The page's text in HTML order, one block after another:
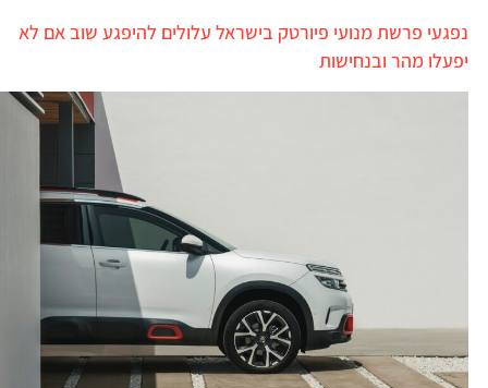
נפגעי פרשת מנועי פיורטק בישראל עלולים להיפגע שוב אם לא
יפעלו מהר ובנחישות